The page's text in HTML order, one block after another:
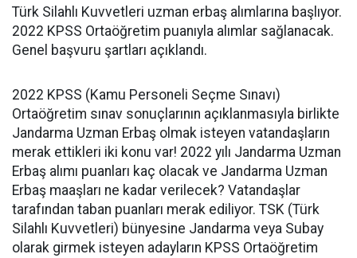
Türk Silahlı Kuvvetleri uzman erbaş alımlarına başlıyor.
2022 KPSS Ortaöğretim puanıyla alımlar sağlanacak.
Genel başvuru şartları açıklandı.
2022 KPSS (Kamu Personeli Seçme Sınavı)
Ortaöğretim sınav sonuçlarının açıklanmasıyla birlikte
Jandarma Uzman Erbaş olmak isteyen vatandaşların
merak ettikleri iki konu var! 2022 yılı Jandarma Uzman
Erbaş alımı puanları kaç olacak ve Jandarma Uzman
Erbaş maaşları ne kadar verilecek? Vatandaşlar
tarafından taban puanları merak ediliyor. TSK (Türk
Silahlı Kuvvetleri) bünyesine Jandarma veya Subay
olarak girmek isteyen adayların KPSS Ortaöğretim